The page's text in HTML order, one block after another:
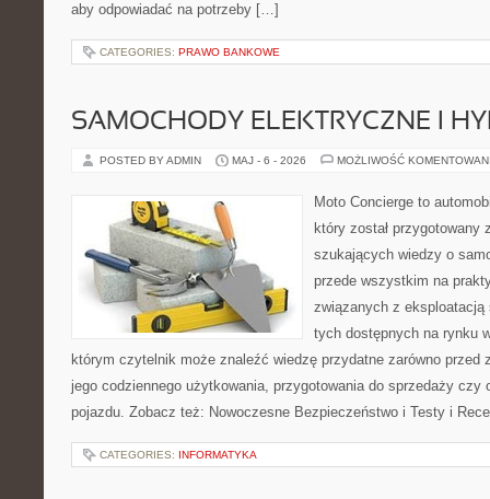
aby odpowiadać na potrzeby […]
CATEGORIES: PRAWO BANKOWE
SAMOCHODY ELEKTRYCZNE I
POSTED BY ADMIN MAJ - 6 - 2026 MOŻLIWOŚĆ
Moto Concierge to
który został przygotowany
szukających wiedzy o
przede wszystkim na
związanych z eksploatacją
tych dostępnych na rynku
którym czytelnik może znaleźć wiedzę przydatne zarówno przed
jego codziennego użytkowania, przygotowania do sprzedaży czy
pojazdu. Zobacz też: Nowoczesne Bezpieczeństwo i Testy i
CATEGORIES: INFORMATYKA